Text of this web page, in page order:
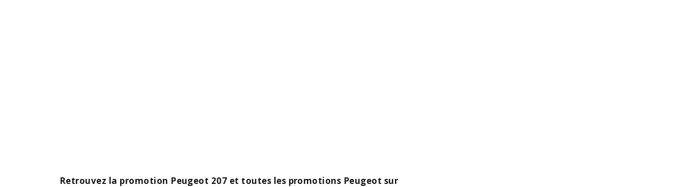
Retrouvez la promotion Peugeot 207 et toutes les promotions Peugeot sur